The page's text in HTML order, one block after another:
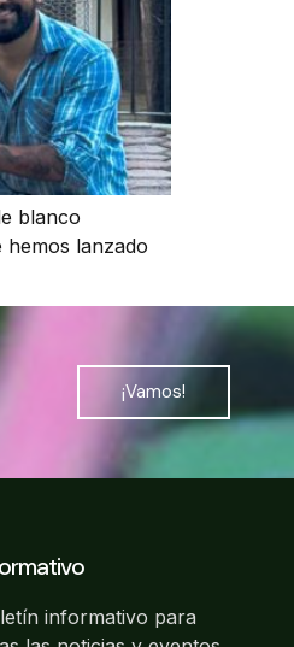
blanco
lanzado
¡Vamos!
informativo para